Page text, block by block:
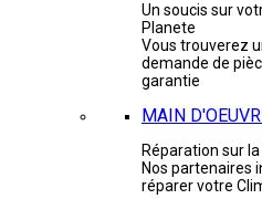
Un soucis sur
Planete
Vous trouverez
demande de
garantie
MAIN
Réparation sur
Nos partenaires
réparer votre